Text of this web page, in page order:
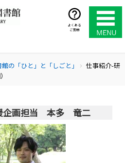
よくある
ご質問
の「ひと」と「しごと」 chevron_right
仕事紹介-研
企画担当 本多 竜二